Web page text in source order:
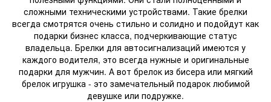
сложными техническими устройствами. Такие брелки
всегда смотрятся очень стильно и солидно и подойдут как
подарки бизнес класса, подчеркивающие статус
владельца. Брелки для автосигнализаций имеются у
каждого водителя, это всегда нужные и оригинальные
подарки для мужчин. А вот брелок из бисера или мягкий
брелок игрушка - это замечательный подарок любимой
девушке или подружке.